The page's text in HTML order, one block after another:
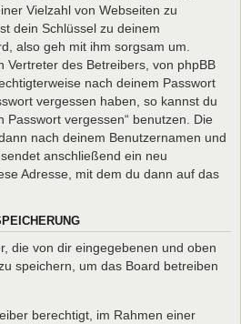
Vielzahl von Webseiten zu
dein Schlüssel zu deinem
also geh mit ihm sorgsam um.
Vertreter des Betreibers, von phpBB
nach deinem Passwort
vergessen haben, so kannst du
Passwort vergessen“ benutzen. Die
nach deinem Benutzernamen und
anschließend ein neu
Adresse, mit dem du dann auf das
die von dir eingegebenen und oben
speichern, um das Board betreiben
berechtigt, im Rahmen einer